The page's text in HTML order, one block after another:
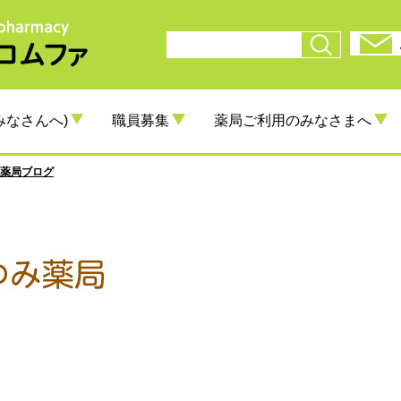
なさんへ) 職員募集 薬局ご利用のみなさまへ
局ブログ